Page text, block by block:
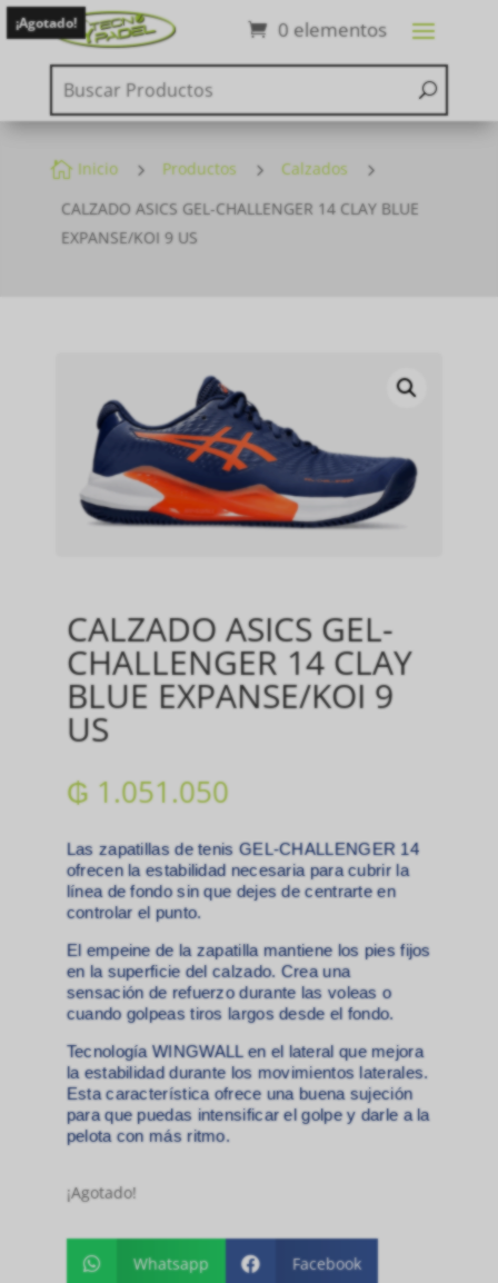
0 elementos
¡Agotado!
 Inicio 5 Productos 5 Calzados 5
CALZADO ASICS GEL-CHALLENGER 14 CLAY BLUE
EXPANSE/KOI 9 US
CALZADO ASICS GEL-
CHALLENGER 14 CLAY
BLUE EXPANSE/KOI 9
US
₲ 1.051.050
Las zapatillas de tenis GEL-CHALLENGER 14
ofrecen la estabilidad necesaria para cubrir la
línea de fondo sin que dejes de centrarte en
controlar el punto.​
El empeine de la zapatilla mantiene los pies fijos
en la superficie del calzado. Crea una
sensación de refuerzo durante las voleas o
cuando golpeas tiros largos desde el fondo.​
Tecnología WINGWALL en el lateral que mejora
la estabilidad durante los movimientos laterales.
Esta característica ofrece una buena sujeción
para que puedas intensificar el golpe y darle a la
pelota con más ritmo.​
¡Agotado!
 Whatsapp  Facebook